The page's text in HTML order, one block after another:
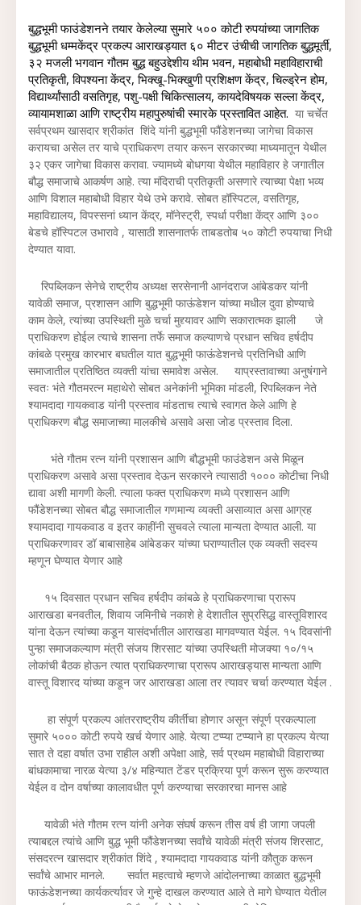
बुद्धभूमी फाउंडेशनने तयार केलेल्या सुमारे ५०० कोटी रुपयांच्या जागतिक
बुद्धभूमी धम्मकेंद्र प्रकल्प आराखड्यात ६० मीटर उंचीची जागतिक बुद्धमूर्ती,
३२ मजली भगवान गौतम बुद्ध बहुउद्देशीय थीम भवन, महाबोधी महाविहाराची
प्रतिकृती, विपश्यना केंद्र, भिक्खू-भिक्खुणी प्रशिक्षण केंद्र, चिल्ड्रेन होम,
विद्यार्थ्यांसाठी वसतिगृह, पशु-पक्षी चिकित्सालय, कायदेविषयक सल्ला केंद्र,
व्यायामशाळा आणि राष्ट्रीय महापुरुषांची स्मारके प्रस्तावित आहेत. या चर्चेत
सर्वप्रथम खासदार श्रीकांत शिंदे यांनी बुद्धभूमी फौंडेशनच्या जागेचा विकास
करायचा असेल तर याचे प्राधिकरण तयार करून सरकारच्या माध्यमातून येथील
३२ एकर जागेचा विकास करावा. ज्यामध्ये बोधगया येथील महाविहार हे जगातील
बौद्ध समाजाचे आकर्षण आहे. त्या मंदिराची प्रतिकृती असणारे त्याच्या पेक्षा भव्य
आणि विशाल महाबोधी विहार येथे उभे करावे. सोबत हॉस्पिटल, वसतिगृह,
महाविद्यालय, विपस्सनां ध्यान केंद्र, मॉनेस्ट्री, स्पर्धा परीक्षा केंद्र आणि ३००
बेडचे हॉस्पिटल उभारावे , यासाठी शासनातर्फ ताबडतोब ५० कोटी रुपयाचा निधी
देण्यात यावा.
रिपब्लिकन सेनेचे राष्ट्रीय अध्यक्ष सरसेनानी आनंदराज आंबेडकर यांनी
यावेळी समाज, प्रशासन आणि बुद्धभूमी फाऊंडेशन यांच्या मधील दुवा होण्याचे
काम केले, त्यांच्या उपस्थिती मुळे चर्चा मुद्द्यावर आणि सकारात्मक झाली जे
प्राधिकरण होईल त्याचे शासना तर्फे समाज कल्याणचे प्रधान सचिव हर्षदीप
कांबळे प्रमुख कारभार बघतील यात बुद्धभूमी फाऊंडेशनचे प्रतिनिधी आणि
समाजातील प्रतिष्ठित व्यक्ती यांचा समावेश असेल. याप्रस्तावाच्या अनुषंगाने
स्वतः भंते गौतमरत्न महाथेरो सोबत अनेकांनी भूमिका मांडली, रिपब्लिकन नेते
श्यामदादा गायकवाड यांनी प्रस्ताव मांडताच त्याचे स्वागत केले आणि हे
प्राधिकरण बौद्ध समाजाच्या मालकीचे असावे असा जोड प्रस्ताव दिला.
भंते गौतम रत्न यांनी प्रशासन आणि बौद्धभूमी फाउंडेशन असे मिळून
प्राधिकरण असावे असा प्रस्ताव देऊन सरकारने त्यासाठी १००० कोटीचा निधी
द्यावा अशी मागणी केली. त्याला फक्त प्राधिकरण मध्ये प्रशासन आणि
फौंडेशनच्या सोबत बौद्ध समाजातील गणमान्य व्यक्ती असाव्यात असा आग्रह
श्यामदादा गायकवाड व इतर काहींनी सुचवले त्याला मान्यता देण्यात आली. या
प्राधिकरणावर डॉ बाबासाहेब आंबेडकर यांच्या घराण्यातील एक व्यक्ती सदस्य
म्हणून घेण्यात येणार आहे
१५ दिवसात प्रधान सचिव हर्षदीप कांबळे हे प्राधिकरणाचा प्रारूप
आराखडा बनवतील, शिवाय जमिनीचे नकाशे हे देशातील सुप्रसिद्ध वास्तूविशारद
यांना देऊन त्यांच्या कडून यासंदर्भातील आराखडा मागवण्यात येईल. १५ दिवसांनी
पुन्हा समाजकल्याण मंत्री संजय शिरसाट यांच्या उपस्थिती मोजक्या १०/१५
लोकांची बैठक होऊन त्यात प्राधिकरणाचा प्रारूप आराखड्यास मान्यता आणि
वास्तू विशारद यांच्या कडून जर आराखडा आला तर त्यावर चर्चा करण्यात येईल .
हा संपूर्ण प्रकल्प आंतरराष्ट्रीय कीर्तीचा होणार असून संपूर्ण प्रकल्पाला
सुमारे ५००० कोटी रुपये खर्च येणार आहे. येत्या टप्प्या टप्प्याने हा प्रकल्प येत्या
सात ते दहा वर्षात उभा राहील अशी अपेक्षा आहे, सर्व प्रथम महाबोधी विहाराच्या
बांधकामाचा नारळ येत्या ३/४ महिन्यात टेंडर प्रक्रिया पूर्ण करून सुरू करण्यात
येईल व दोन वर्षाच्या कालावधीत पूर्ण करण्याचा सरकारचा मानस आहे
यावेळी भंते गौतम रत्न यांनी अनेक संघर्ष करून तीस वर्ष ही जागा जपली
त्याबद्दल त्यांचे आणि बुद्ध भूमी फौंडेशनच्या सर्वांचे यावेळी मंत्री संजय शिरसाट,
संसदरत्न खासदार श्रीकांत शिंदे , श्यामदादा गायकवाड यांनी कौतुक करून
सर्वांचे आभार मानले. सर्वात महत्वाचे म्हणजे आंदोलनाच्या काळात बुद्धभूमी
फाऊंडेशनच्या कार्यकर्त्यावर जे गुन्हे दाखल करण्यात आले ते मागे घेण्यात येतील